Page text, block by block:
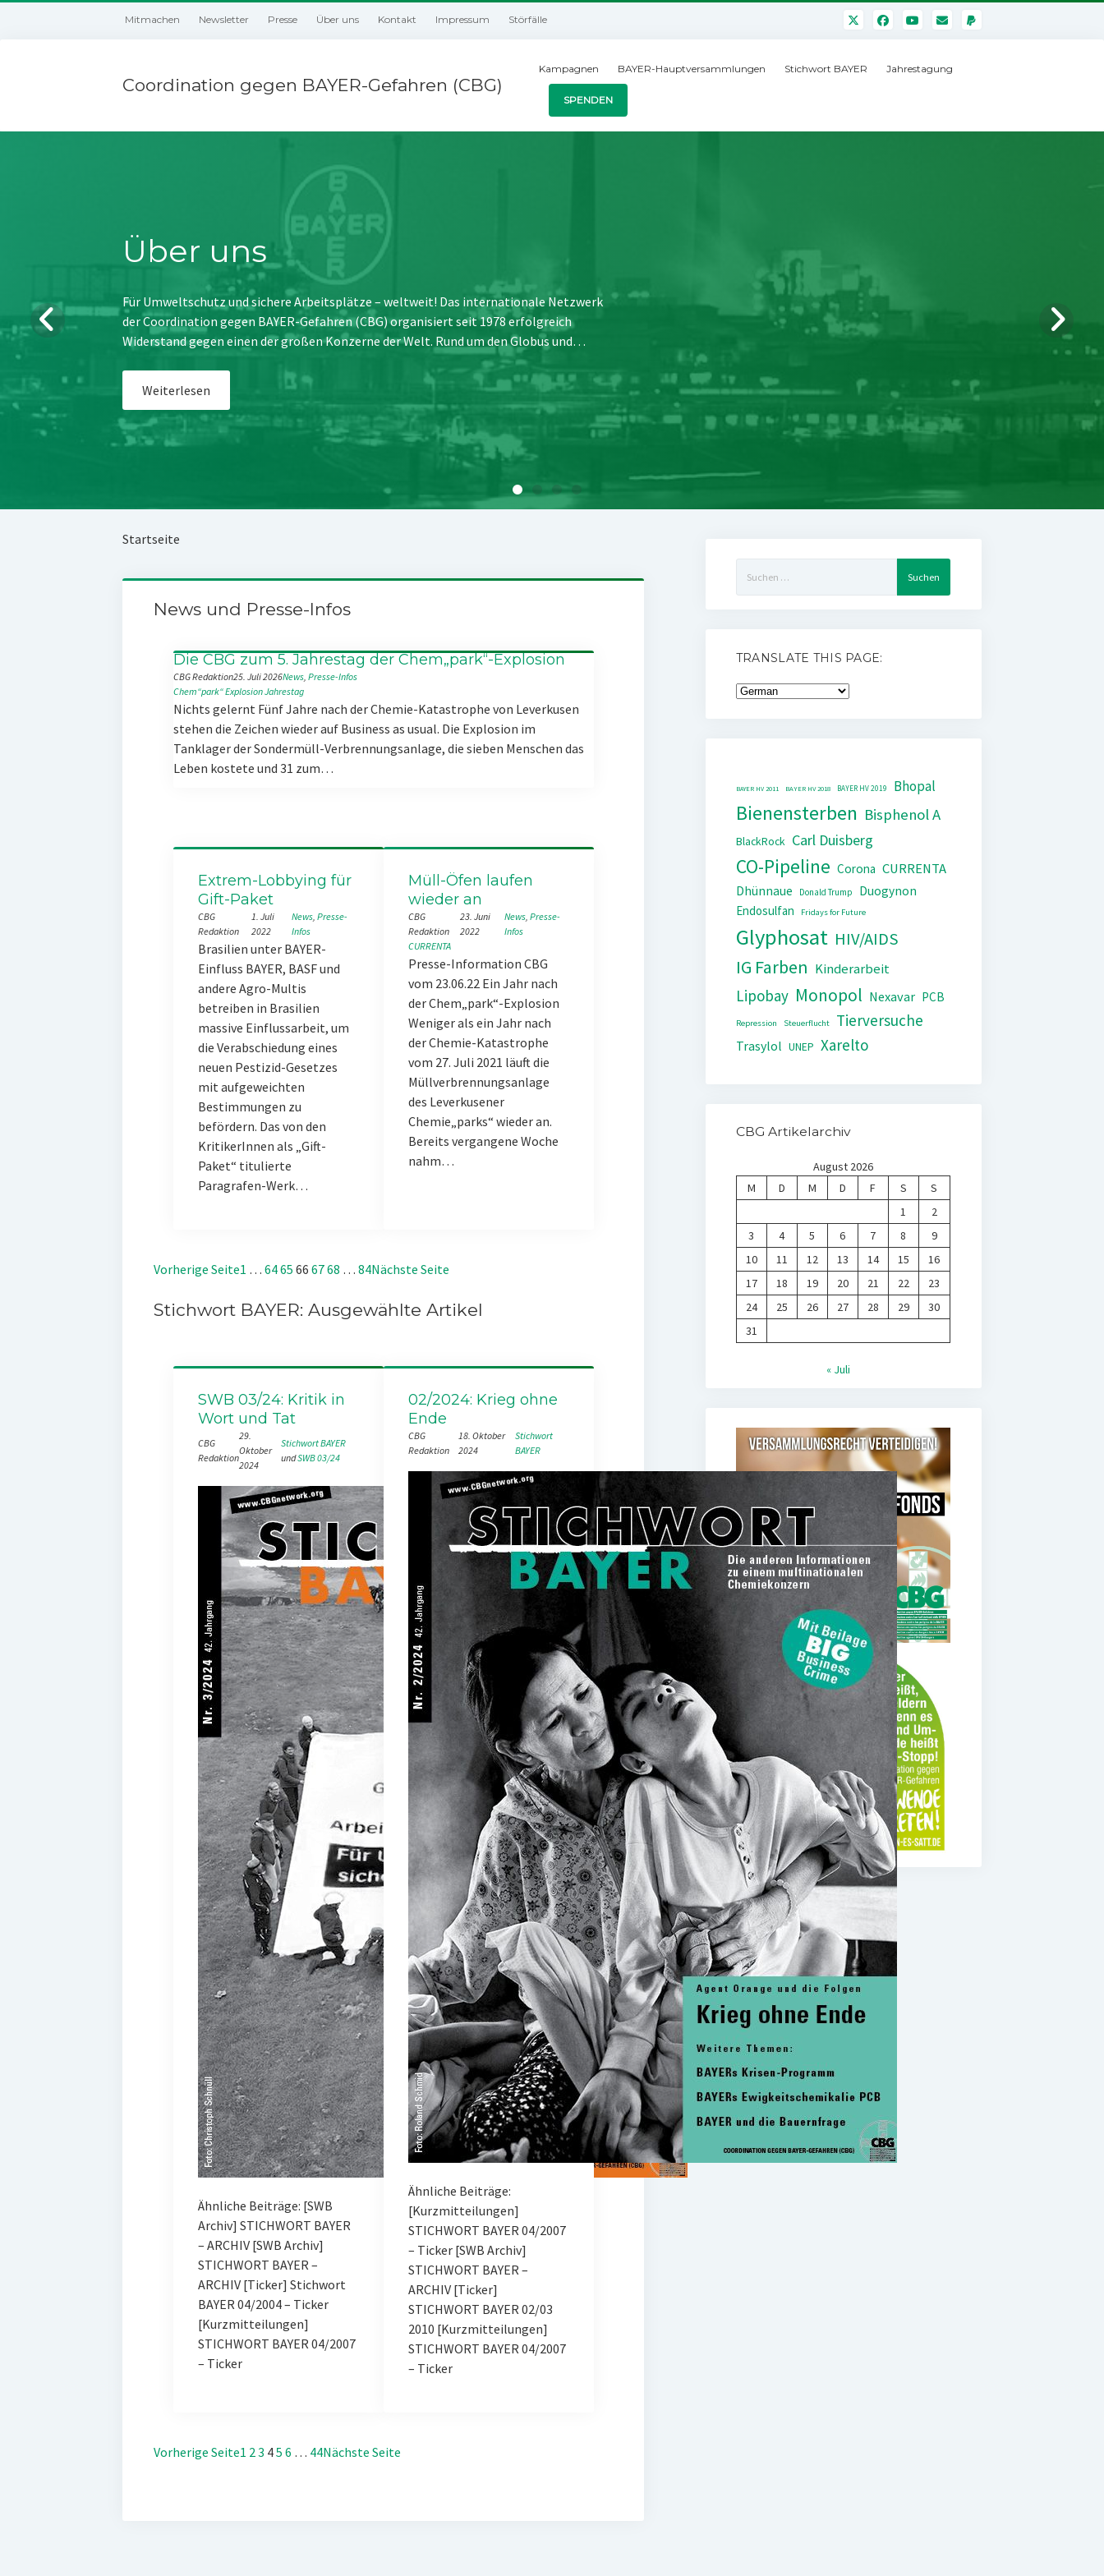
Mitmachen Newsletter Presse Über uns Kontakt Impressum Störfälle
Coordination gegen BAYER-Gefahren (CBG)
Kampagnen BAYER-Hauptversammlungen Stichwort BAYER Jahrestagung
SPENDEN
Über uns
Für Umweltschutz und sichere Arbeitsplätze – weltweit! Das internationale Netzwerk
der Coordination gegen BAYER-Gefahren (CBG) organisiert seit 1978 erfolgreich
Widerstand gegen einen der großen Konzerne der Welt. Rund um den Globus und…
Weiterlesen
Startseite
News und Presse-Infos
Die CBG zum 5. Jahrestag der Chem„park“-Explosion
CBG Redaktion25. Juli 2026News, Presse-Infos
Chem“park“ExplosionJahrestag
Nichts gelernt Fünf Jahre nach der Chemie-Katastrophe von Leverkusen
stehen die Zeichen wieder auf Business as usual. Die Explosion im
Tanklager der Sondermüll-Verbrennungsanlage, die sieben Menschen das
Leben kostete und 31 zum…
Extrem-Lobbying für
Gift-Paket
CBG
Redaktion
1. Juli
2022
News, Presse-
Infos
Brasilien unter BAYER-
Einfluss BAYER, BASF und
andere Agro-Multis
betreiben in Brasilien
massive Einflussarbeit, um
die Verabschiedung eines
neuen Pestizid-Gesetzes
mit aufgeweichten
Bestimmungen zu
befördern. Das von den
KritikerInnen als „Gift-
Paket“ titulierte
Paragrafen-Werk…
Müll-Öfen laufen
wieder an
CBG
Redaktion
23. Juni
2022
News, Presse-
Infos
CURRENTA
Presse-Information CBG
vom 23.06.22 Ein Jahr nach
der Chem„park“-Explosion
Weniger als ein Jahr nach
der Chemie-Katastrophe
vom 27. Juli 2021 läuft die
Müllverbrennungsanlage
des Leverkusener
Chemie„parks“ wieder an.
Bereits vergangene Woche
nahm…
Vorherige Seite1 … 6465 66 6768 … 84Nächste Seite
Stichwort BAYER: Ausgewählte Artikel
SWB 03/24: Kritik in
Wort und Tat
CBG
Redaktion
29.
Oktober
2024
Stichwort BAYER
und SWB 03/24
Ähnliche Beiträge: [SWB
Archiv] STICHWORT BAYER
– ARCHIV [SWB Archiv]
STICHWORT BAYER –
ARCHIV [Ticker] Stichwort
BAYER 04/2004 – Ticker
[Kurzmitteilungen]
STICHWORT BAYER 04/2007
– Ticker
02/2024: Krieg ohne
Ende
CBG
Redaktion
18. Oktober
2024
Stichwort
BAYER
Ähnliche Beiträge:
[Kurzmitteilungen]
STICHWORT BAYER 04/2007
– Ticker [SWB Archiv]
STICHWORT BAYER –
ARCHIV [Ticker]
STICHWORT BAYER 02/03
2010 [Kurzmitteilungen]
STICHWORT BAYER 04/2007
– Ticker
Vorherige Seite1 23 45 6 … 44Nächste Seite
nach:
TRANSLATE THIS PAGE:
BAYER HV 2011 BAYER HV 2018 BAYER HV 2019 Bhopal
Bienensterben Bisphenol A
BlackRock Carl Duisberg
CO-Pipeline Corona CURRENTA
Dhünnaue Donald Trump
Duogynon
Endosulfan
Fridays for Future
Glyphosat HIV/AIDS
IG Farben Kinderarbeit
Lipobay Monopol Nexavar PCB
Repression Steuerflucht Tierversuche
Trasylol UNEP Xarelto
CBG Artikelarchiv
August 2026
M
D M D F S
S
1
2
3
4 5 6 7 8
9
10
11 12 13 14 15
16
17
18 19 20 21 22
23
24
25 26 27 28 29
30
31
« Juli